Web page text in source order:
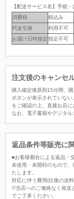
【配送サービス名】手紙
消費税
税込み
代金引換
利用不可
お届け日時指定指定不可
注文後のキャンセ
購入確定後原則15分間、
ボタンが表示されていな
をご確認の上、直接お店に
なお、電子書籍やデジタル
返品条件等販売に
■お客様都合による返品・
未使用・未開封のもので
たします。
対応に伴う費用(往復の送
※当店へのご連絡なく発送
でご了承ください。